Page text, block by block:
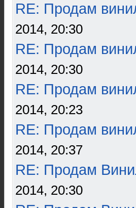
RE: Продам
2014, 20:30
RE: Продам
2014, 20:30
RE: Продам
2014, 20:23
RE: Продам
2014, 20:37
RE: Продам
2014, 20:30